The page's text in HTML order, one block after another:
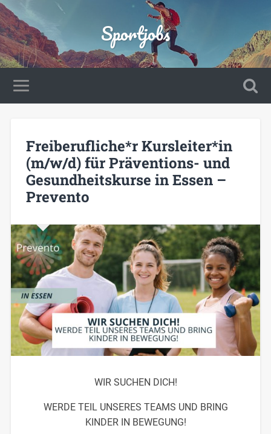
Sportjobs
Freiberufliche*r Kursleiter*in
(m/w/d) für Präventions- und
Gesundheitskurse in Essen –
Prevento
WIR SUCHEN DICH!
WERDE TEIL UNSERES TEAMS UND BRING
KINDER IN BEWEGUNG!